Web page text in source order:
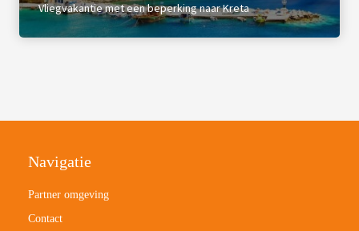
Vliegvakantie met een beperking naar Kreta
Navigatie
Partner omgeving
Contact